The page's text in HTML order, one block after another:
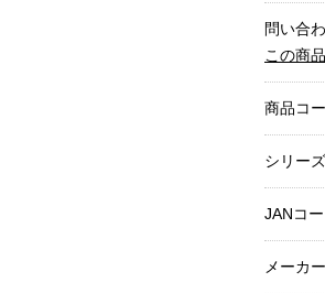
問い合
この商
商品コー
シリー
JANコ
メーカ